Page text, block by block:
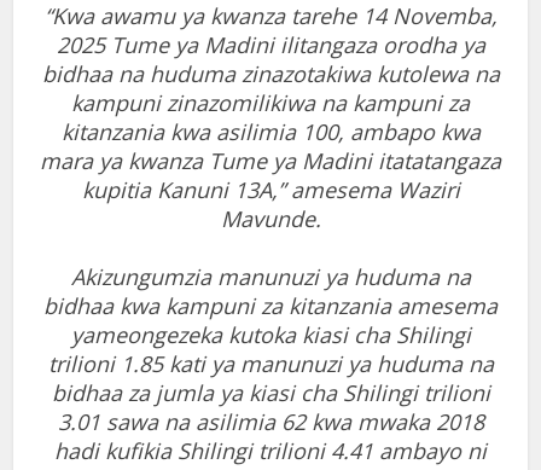
“Kwa awamu ya kwanza tarehe 14 Novemba,
2025 Tume ya Madini ilitangaza orodha ya
bidhaa na huduma zinazotakiwa kutolewa na
kampuni zinazomilikiwa na kampuni za
kitanzania kwa asilimia 100, ambapo kwa
mara ya kwanza Tume ya Madini itatatangaza
kupitia Kanuni 13A,” amesema Waziri
Mavunde.
Akizungumzia manunuzi ya huduma na
bidhaa kwa kampuni za kitanzania amesema
yameongezeka kutoka kiasi cha Shilingi
trilioni 1.85 kati ya manunuzi ya huduma na
bidhaa za jumla ya kiasi cha Shilingi trilioni
3.01 sawa na asilimia 62 kwa mwaka 2018
hadi kufikia Shilingi trilioni 4.41 ambayo ni